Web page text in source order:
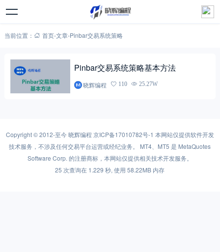
当前位置： 首页-文章-Pinbar交易系统策略
Pinbar交易系统策略基本方法
晓辉编程 110 25.27W
Copyright © 2012-至今晓辉编程 京ICP备17010782号-1 本网站仅提供软件开发
技术服务，不涉及任何交易平台运营或经纪业务。 MT4、MT5 是 MetaQuotes
Software Corp. 的注册商标，本网站仅提供相关技术开发服务。
25 次查询在 1.229 秒, 使用 58.22MB 内存